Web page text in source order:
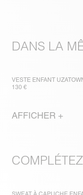
DANS LA
VESTE ENFANT
130 €
AFFICHER +